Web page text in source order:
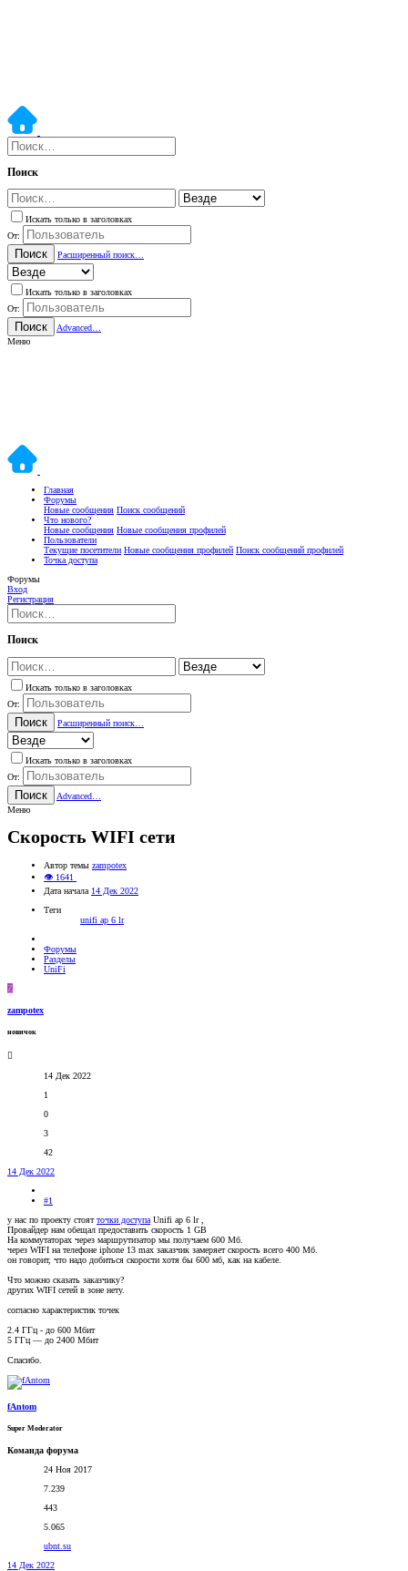
Поиск
Искать только в заголовках
От:
Поиск Расширенный поиск…
Искать только в заголовках
От:
Поиск
Advanced…
Меню
Главная
Форумы
Новые сообщения Поиск сообщений
Что нового?
Новые сообщения Новые сообщения профилей
Пользователи
Текущие посетители Новые сообщения профилей Поиск сообщений профилей
Точка доступа
Форумы
Вход
Регистрация
Поиск
Искать только в заголовках
От:
Поиск Расширенный поиск…
Искать только в заголовках
От:
Поиск
Advanced…
Меню
Скорость WIFI сети
Автор темы zampotex
👁 1641
Дата начала 14 Дек 2022
Теги
unifi ap 6 lr
Форумы
Разделы
UniFi
Z
zampotex
новичок
14 Дек 2022
1
0
3
42
14 Дек 2022
#1
у нас по проекту стоятточки доступа Unifi ap 6 lr ,
Провайдер нам обещал предоставить скорость 1 GB
На коммутаторах через маршрутизатор мы получаем 600 Мб.
через WIFI на телефоне iphone 13 max заказчик замеряет скорость всего 400 Мб.
он говорит, что надо добиться скорости хотя бы 600 мб, как на кабеле.
Что можно сказать заказчику?
других WIFI сетей в зоне нету.
согласно характеристик точек
2.4 ГГц - до 600 Мбит
5 ГГц — до 2400 Мбит
Спасибо.
fAntom
Super Moderator
Команда форума
24 Ноя 2017
7.239
443
5.065
ubnt.su
14 Дек 2022